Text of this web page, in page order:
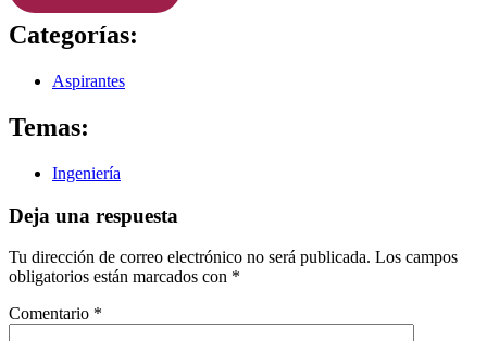
Categorías:
Aspirantes
Temas:
Ingeniería
Deja una respuesta
Tu dirección de correo electrónico no será publicada. Los campos
obligatorios están marcados con *
Comentario *